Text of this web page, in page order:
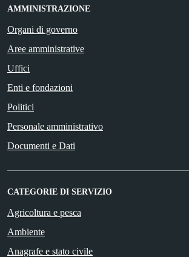
AMMINISTRAZIONE
Organi di governo
Aree amministrative
Uffici
Enti e fondazioni
Politici
Personale amministrativo
Documenti e Dati
CATEGORIE DI SERVIZIO
Agricoltura e pesca
Ambiente
Anagrafe e stato civile